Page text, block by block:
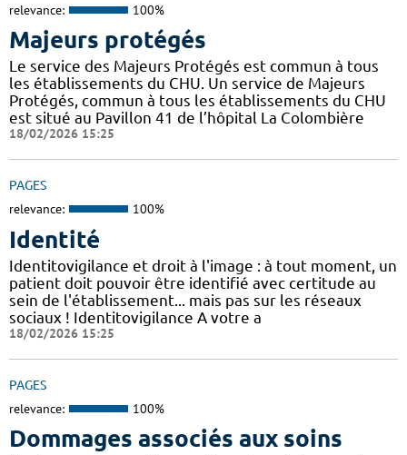
relevance: 100%
Majeurs protégés
Le service des Majeurs Protégés est commun à tous
les établissements du CHU. Un service de Majeurs
Protégés, commun à tous les établissements du CHU
est situé au Pavillon 41 de l’hôpital La Colombière
18/02/2026 15:25
PAGES
relevance: 100%
Identité
Identitovigilance et droit à l'image : à tout moment, un
patient doit pouvoir être identifié avec certitude au
sein de l'établissement... mais pas sur les réseaux
sociaux ! Identitovigilance A votre a
18/02/2026 15:25
PAGES
relevance: 100%
Dommages associés aux soins